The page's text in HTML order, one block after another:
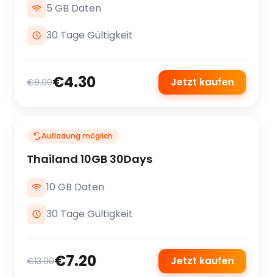
5 GB Daten
30 Tage Gültigkeit
€8.00€4.30 Jetzt kaufen
Aufladung möglich
Thailand 10GB 30Days
10 GB Daten
30 Tage Gültigkeit
€13.00€7.20 Jetzt kaufen